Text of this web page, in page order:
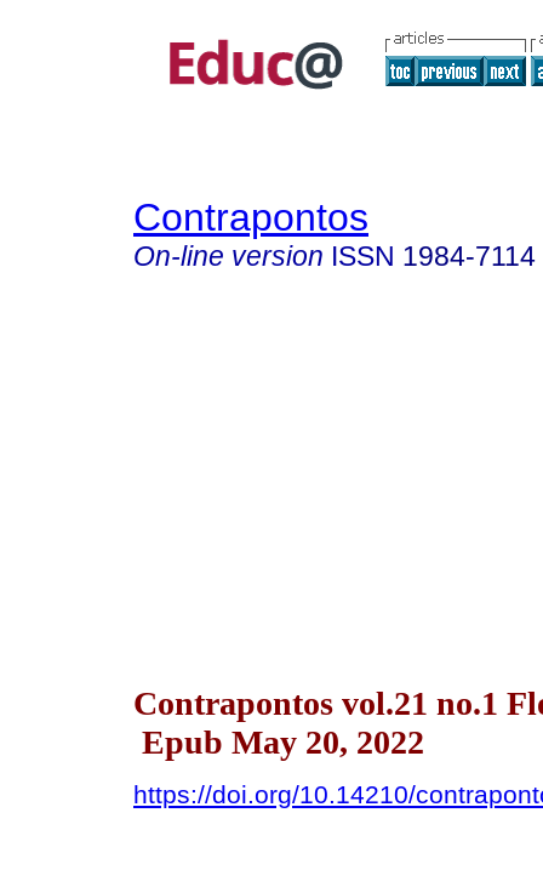
Contrapontos
On-line version ISSN 1984-7114
Contrapontos vol.21 no.1
Epub May 20, 2022
https://doi.org/10.14210/